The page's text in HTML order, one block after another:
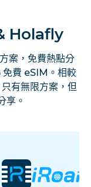
Holafly
案，免費熱點分
費 eSIM。相較
有無限方案，但
享。